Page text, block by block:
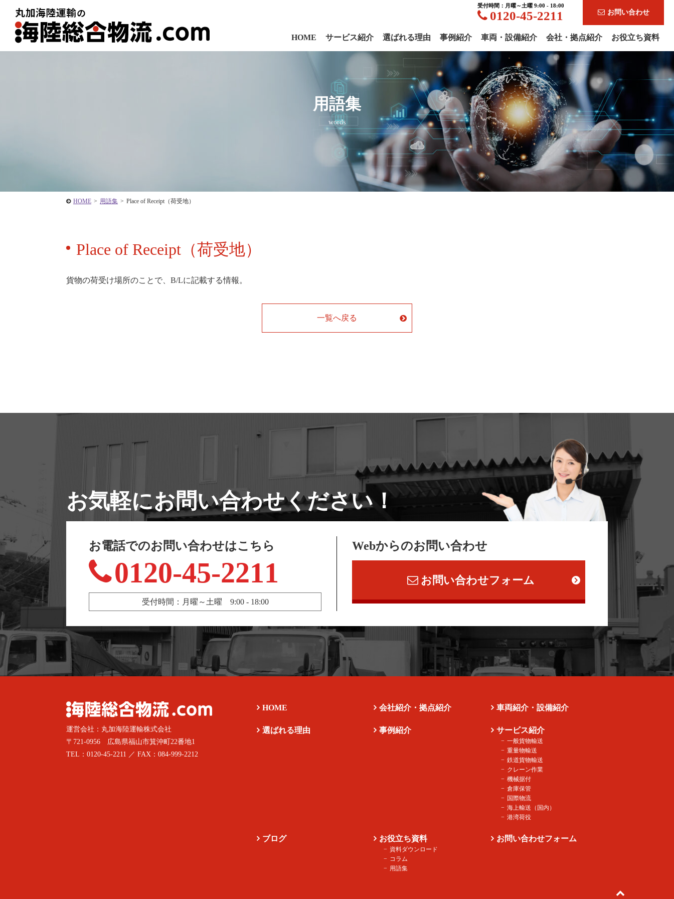
HOME サービス紹介 選ばれる理由 事例紹介 車両・設備紹介 会社・拠点紹介 お役立ち資料
受付時間：月曜～土曜 9:00 - 18:00
0120-45-2211 お問い合わせ
用語集
words
HOME > 用語集 > Place of Receipt（荷受地）
Place of Receipt（荷受地）
貨物の荷受け場所のことで、B/Lに記載する情報。
一覧へ戻る
お気軽にお問い合わせください！
お電話でのお問い合わせはこちら
0120-45-2211
受付時間：月曜～土曜 9:00 - 18:00
Webからのお問い合わせ
お問い合わせフォーム
HOME 会社紹介・拠点紹介 車両紹介・設備紹介
選ばれる理由 事例紹介 サービス紹介
一般貨物輸送
重量物輸送
鉄道貨物輸送
クレーン作業
機械据付
倉庫保管
国際物流
海上輸送（国内）
港湾荷役
ブログ お役立ち資料
資料ダウンロード
コラム
用語集
お問い合わせフォーム
運営会社：丸加海陸運輸株式会社
〒721-0956 広島県福山市箕沖町22番地1
TEL：0120-45-2211 ／ FAX：084-999-2212